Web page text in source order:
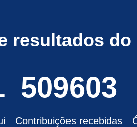
resultados
509603
Contribuições recebidas